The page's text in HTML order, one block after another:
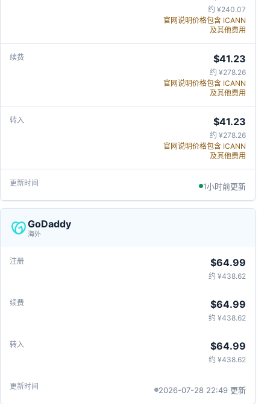
约 ¥240.07
官网说明价格包含 ICANN
及其他费用
$41.23
约 ¥278.26
官网说明价格包含 ICANN
及其他费用
$41.23
约 ¥278.26
官网说明价格包含 ICANN
及其他费用
1小时前更新
GoDaddy
海外
$64.99
约 ¥438.62
$64.99
约 ¥438.62
$64.99
约 ¥438.62
2026-07-28 22:49 更新